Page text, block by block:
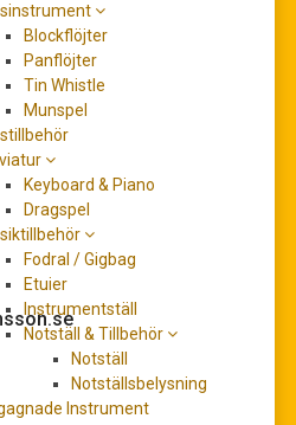
Blockflöjter
Panflöjter
Tin Whistle
Munspel
Keyboard & Piano
Dragspel
Fodral / Gigbag
Etuier
Instrumentställ
Notställ & Tillbehör
Notställ
Notställsbelysning
Instrument
in the Sky (piano solo)
297,00kr
TILL I VARUKORG
med köpet?
Telefontider: